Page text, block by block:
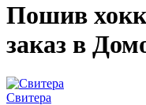
Пошив
заказ в
Свитера